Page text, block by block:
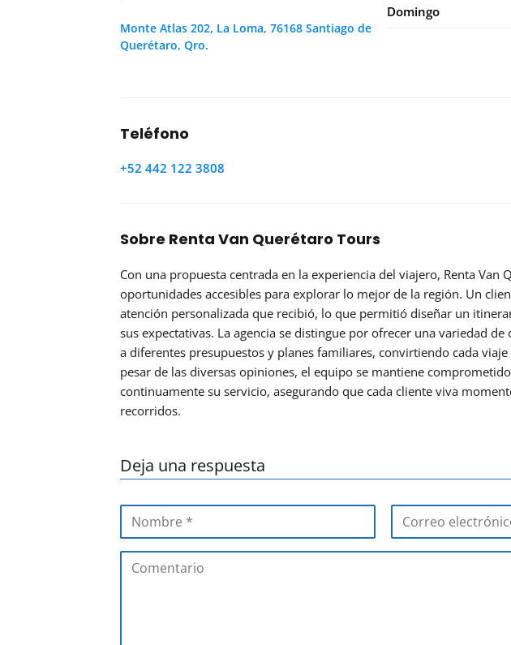
Monte Atlas 202, La Loma, 76168 Santiago de
Querétaro, Qro.
Domingo
Teléfono
+52 442 122 3808
Sobre Renta Van Querétaro Tours
Con una propuesta centrada en la experiencia del viajero, Renta Van
oportunidades accesibles para explorar lo mejor de la región. Un
atención personalizada que recibió, lo que permitió diseñar un
sus expectativas. La agencia se distingue por ofrecer una variedad de
a diferentes presupuestos y planes familiares, convirtiendo cada
pesar de las diversas opiniones, el equipo se mantiene
continuamente su servicio, asegurando que cada cliente viva
recorridos.
Deja una respuesta